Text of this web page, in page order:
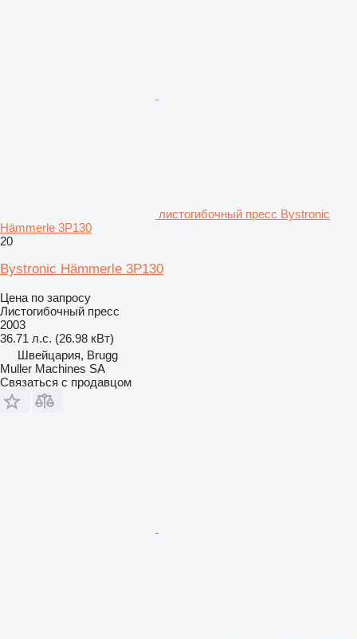
листогибочный пресс Bystronic
Hämmerle 3P130
20
Bystronic Hämmerle 3P130
Цена по запросу
Листогибочный пресс
2003
36.71 л.с. (26.98 кВт)
Швейцария, Brugg
Muller Machines SA
Связаться с продавцом